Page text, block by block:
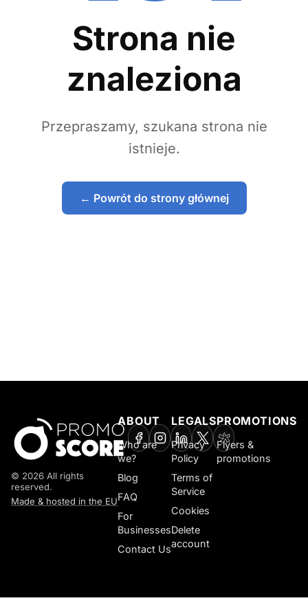
Strona nie
znaleziona
Przepraszamy, szukana strona nie
istnieje.
← Powrót do strony głównej
© 2026 All rights
reserved.
Made & hosted in the EU
ABOUT
Who are
we?
Blog
FAQ
For
Businesses
Contact Us
LEGALS
Privacy
Policy
Terms of
Service
Cookies
Delete
account
PROMOTIONS
Flyers &
promotions